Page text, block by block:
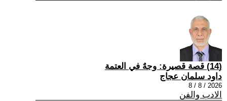
(14) قصة قصيرة: وجهٌ في العتمة
داود سلمان عجاج
2026 / 8 / 8
الادب والفن